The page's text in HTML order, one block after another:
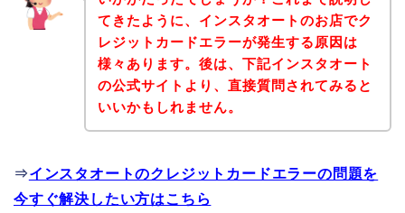
てきたように、インスタオートのお店でク
レジットカードエラーが発生する原因は
様々あります。後は、下記インスタオート
の公式サイトより、直接質問されてみると
いいかもしれません。
⇒インスタオートのクレジットカードエラーの問題を
今すぐ解決したい方はこちら